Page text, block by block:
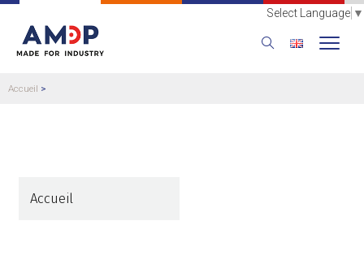
Select Language ▼
Accueil >
Accueil